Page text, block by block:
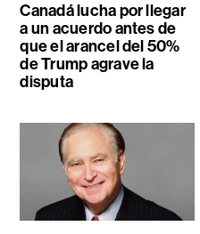
Canadá lucha por llegar
a un acuerdo antes de
que el arancel del 50%
de Trump agrave la
disputa